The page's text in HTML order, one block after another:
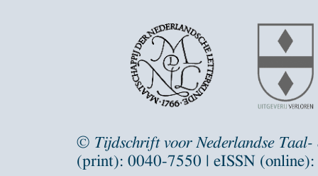
© Tijdschrift voor Nederlandse Taal-
(print): 0040-7550 | eISSN